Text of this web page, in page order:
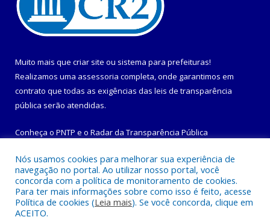
Muito mais que criar site ou sistema para prefeituras!
Realizamos uma assessoria completa, onde garantimos em
contrato que todas as exigências das leis de transparência
pública serão atendidas.
Conheça o PNTP e o Radar da Transparência Pública
Todos os direitos reservados a Prefeitura Municipal de
Maracanã.
Nós usamos cookies para melhorar sua experiência de
navegação no portal. Ao utilizar nosso portal, você
concorda com a política de monitoramento de cookies.
Para ter mais informações sobre como isso é feito, acesse
Política de cookies (Leia mais). Se você concorda, clique em
ACEITO.